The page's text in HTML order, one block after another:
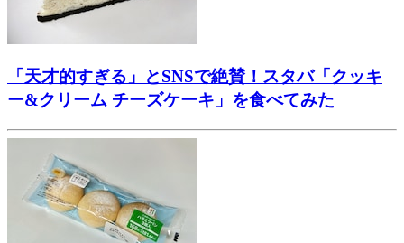
「天才的すぎる」とSNSで絶賛！スタバ「クッキ
ー&クリーム チーズケーキ」を食べてみた